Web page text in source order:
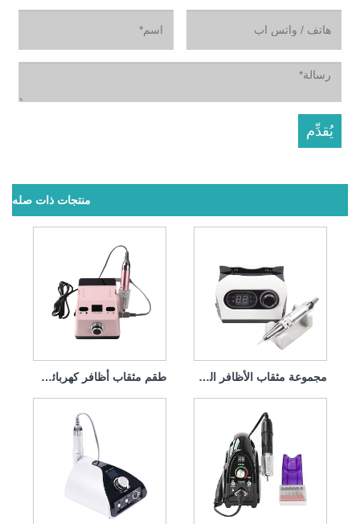
منتجات ذات صله
طقم مثقاب أظافر كهربائي لإزالة طلاء الجل 65 واط 35000 دورة في الدقيقة مجموعة مثقاب الأظافر الكهربائية الاحترافية 65 وات 35000 دورة في الدقيقة